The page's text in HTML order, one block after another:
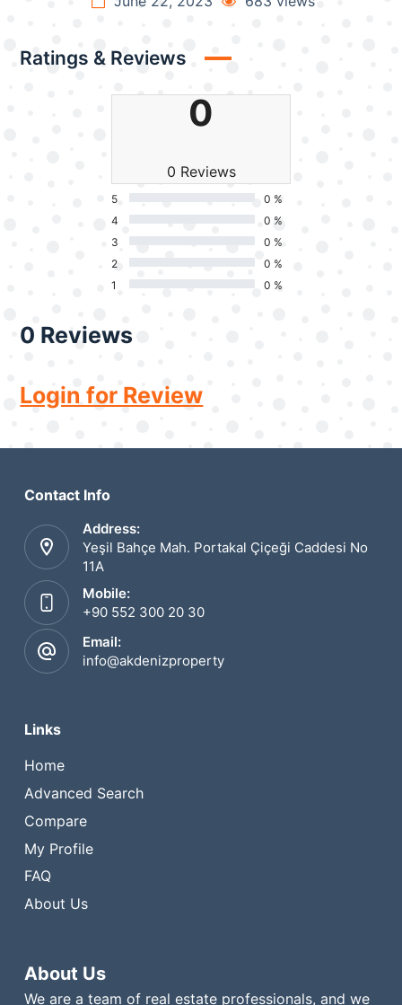
Ratings & Reviews
0
0 Reviews
5
0 %
4
0 %
3
0 %
2
0 %
1
0 %
0 Reviews
Login for Review
Contact Info
Address:
Yeşil Bahçe Mah. Portakal Çiçeği Caddesi No
11A
Mobile:
+90 552 300 20 30
Email:
info@akdenizproperty
Links
Home
Advanced Search
Compare
My Profile
FAQ
About Us
About Us
We are a team of real estate professionals, and we